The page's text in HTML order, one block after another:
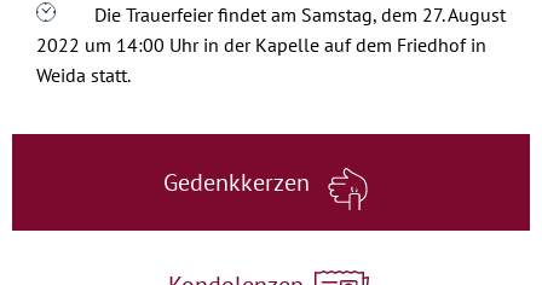
Die Trauerfeier findet am Samstag, dem 27. August
2022 um 14:00 Uhr in der Kapelle auf dem Friedhof in
Weida statt.
Gedenkkerzen